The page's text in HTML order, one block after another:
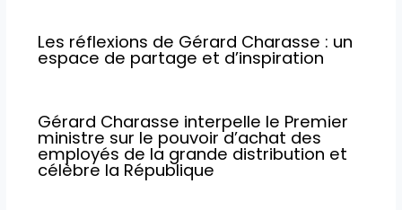
Les réflexions de Gérard Charasse : un
espace de partage et d’inspiration
Gérard Charasse interpelle le Premier
ministre sur le pouvoir d’achat des
employés de la grande distribution et
célèbre la République